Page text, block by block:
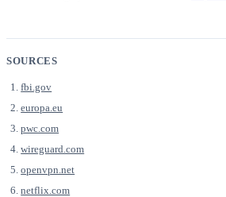
SOURCES
fbi.gov
europa.eu
pwc.com
wireguard.com
openvpn.net
netflix.com